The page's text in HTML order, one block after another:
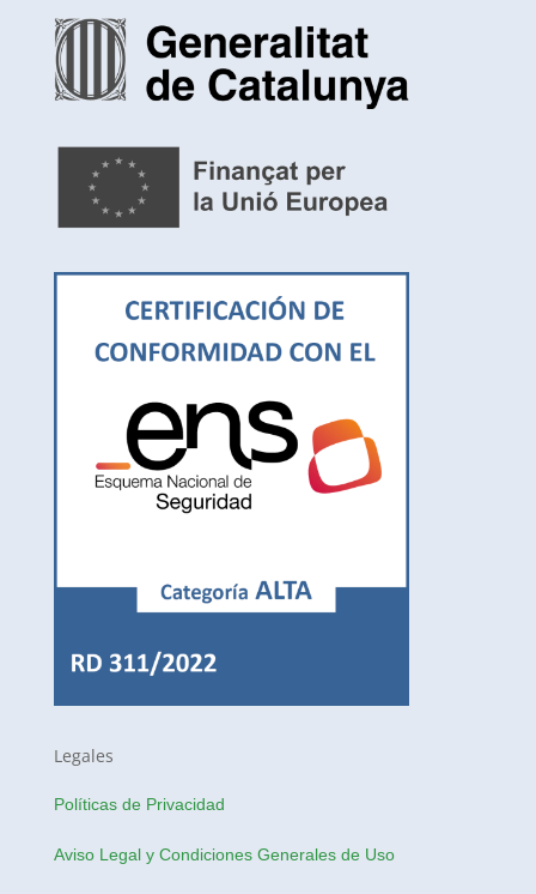
Legales
Políticas de Privacidad
Aviso Legal y Condiciones Generales de Uso